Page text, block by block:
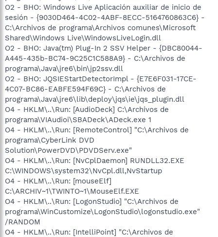
O2 - BHO: Windows Live Aplicación auxiliar de inicio de
sesión - {9030D464-4C02-4ABF-8ECC-5164760863C6} -
C:\Archivos de programa\Archivos comunes\Microsoft
Shared\Windows Live\WindowsLiveLogin.dll
O2 - BHO: Java(tm) Plug-In 2 SSV Helper - {DBC80044-
A445-435b-BC74-9C25C1C588A9} - C:\Archivos de
programa\Java\jre6\bin\jp2ssv.dll
O2 - BHO: JQSIEStartDetectorImpl - {E7E6F031-17CE-
4C07-BC86-EABFE594F69C} - C:\Archivos de
programa\Java\jre6\lib\deploy\jqs\ie\jqs_plugin.dll
O4 - HKLM\..\Run: [AudioDeck] C:\Archivos de
programa\VIAudioi\SBADeck\ADeck.exe 1
O4 - HKLM\..\Run: [RemoteControl] "C:\Archivos de
programa\CyberLink DVD
Solution\PowerDVD\PDVDServ.exe"
O4 - HKLM\..\Run: [NvCplDaemon] RUNDLL32.EXE
C:\WINDOWS\system32\NvCpl.dll,NvStartup
O4 - HKLM\..\Run: [mouseElf]
C:\ARCHIV~1\TWINTO~1\MouseElf.EXE
O4 - HKLM\..\Run: [LogonStudio] "C:\Archivos de
programa\WinCustomize\LogonStudio\logonstudio.exe"
/RANDOM
O4 - HKLM\..\Run: [IntelliPoint] "C:\Archivos de